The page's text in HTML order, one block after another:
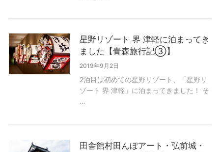
星野リゾート 界 津軽に泊まってき
ました【青森旅行記③】
2019年9月2日
2泊目は初めての星野リゾート、「星野リ
ゾート 界 津軽」に泊まってきました！ そ
…
田舎館村田んぼアート・弘前城・